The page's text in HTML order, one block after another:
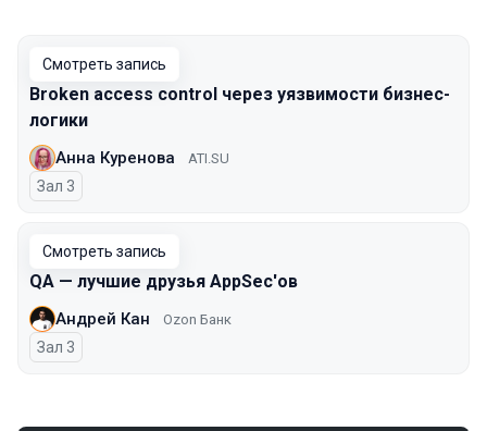
Смотреть запись
Broken access control через уязвимости бизнес-
логики
Анна Куренова ATI.SU
Зал 3
Смотреть запись
QA — лучшие друзья AppSec'ов
Андрей Кан Ozon Банк
Зал 3